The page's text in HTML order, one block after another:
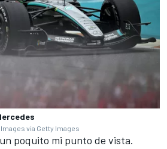
via Getty Images
poquito mi punto de vista.